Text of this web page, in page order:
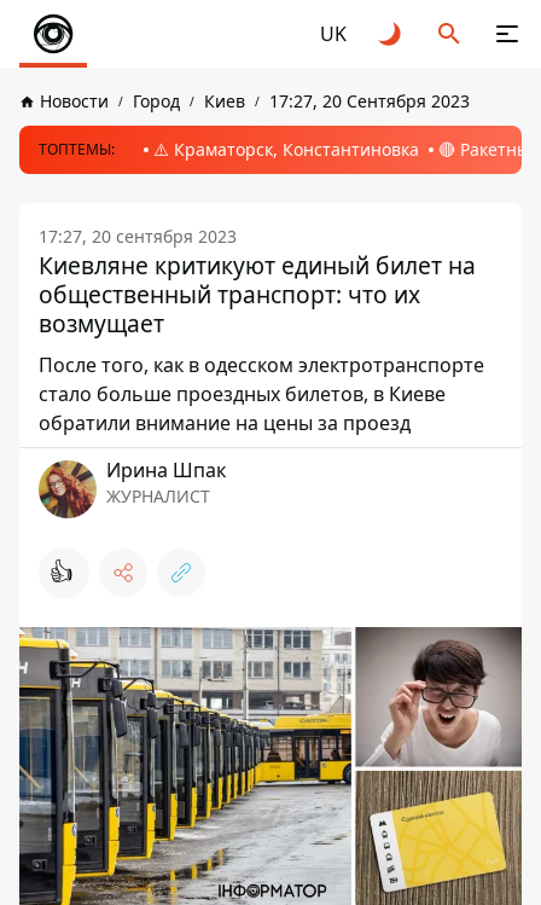
UK
Новости Город Киев 17:27, 20 Сентября 2023
ТОПТЕМЫ: ⚠️ Краматорск, Константиновка 🔴
17:27, 20 сентября 2023
Киевляне критикуют единый билет на
общественный транспорт: что их
возмущает
После того, как в одесском электротранспорте
стало больше проездных билетов, в Киеве
обратили внимание на цены за проезд
Ирина Шпак
ЖУРНАЛИСТ
👍